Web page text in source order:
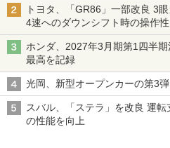
トヨタ、「GR86」一部改良 3
4速へのダウンシフト時の操作
ホンダ、2027年3月期第1四半
最高を記録
光岡、新型オープンカーの第3
スバル、「ステラ」を改良 運転
の性能を向上